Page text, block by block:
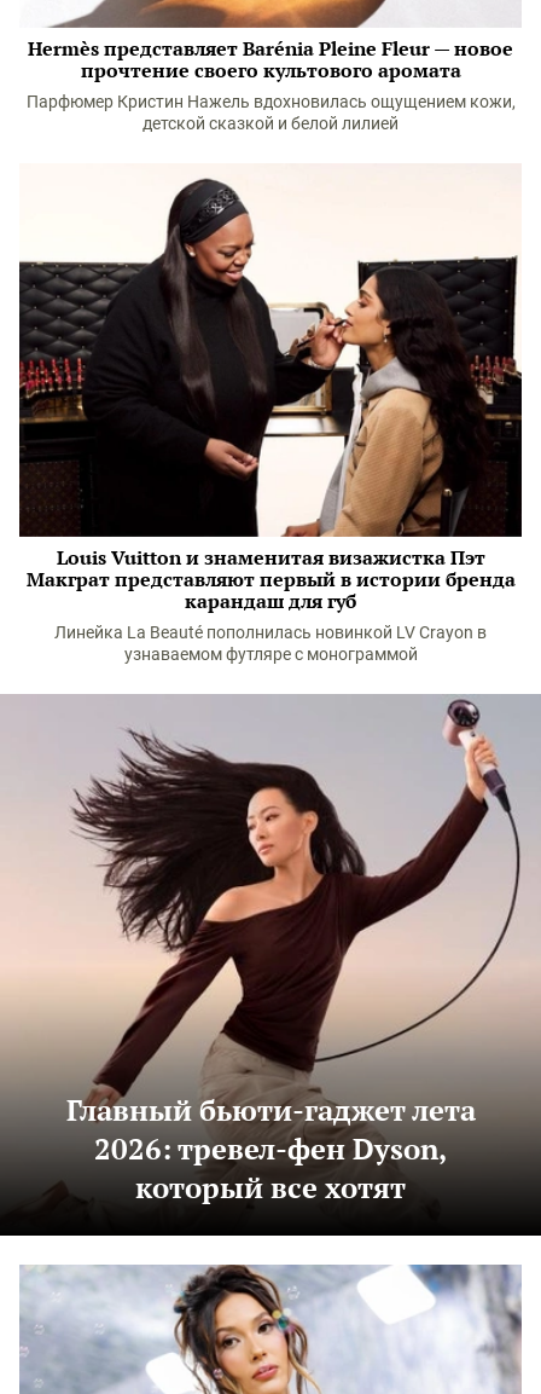
Hermès представляет Barénia Pleine Fleur — новое
прочтение своего культового аромата
Парфюмер Кристин Нажель вдохновилась ощущением кожи,
детской сказкой и белой лилией
Louis Vuitton и знаменитая визажистка Пэт
Макграт представляют первый в истории бренда
карандаш для губ
Линейка La Beauté пополнилась новинкой LV Crayon в
узнаваемом футляре с монограммой
Главный бьюти-гаджет лета
2026: тревел-фен Dyson,
который все хотят